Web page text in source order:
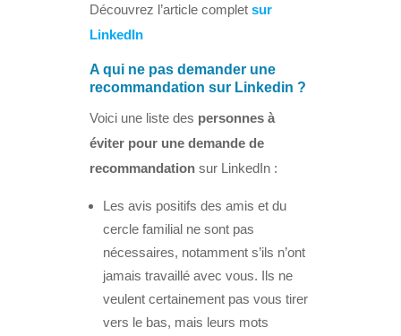
Découvrez l’article completsur
LinkedIn
A qui ne pas demander une
recommandation sur Linkedin ?
Voici une liste des personnes à
éviter pour une demande de
recommandation sur LinkedIn :
Les avis positifs des amis et du
cercle familial ne sont pas
nécessaires, notamment s’ils n’ont
jamais travaillé avec vous. Ils ne
veulent certainement pas vous tirer
vers le bas, mais leurs mots